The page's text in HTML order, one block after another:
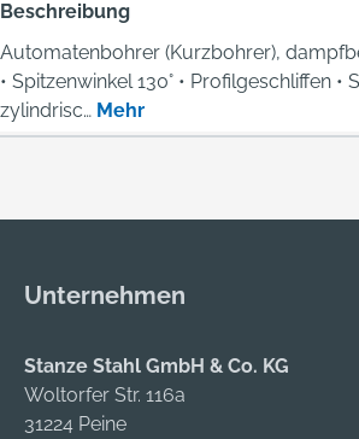
Beschreibung
Automatenbohrer (Kurzbohrer),
• Spitzenwinkel 130° • Profilgeschliffen •
zylindrisc… Mehr
Unternehmen
Stanze Stahl GmbH & Co. KG
Woltorfer Str. 116a
31224 Peine